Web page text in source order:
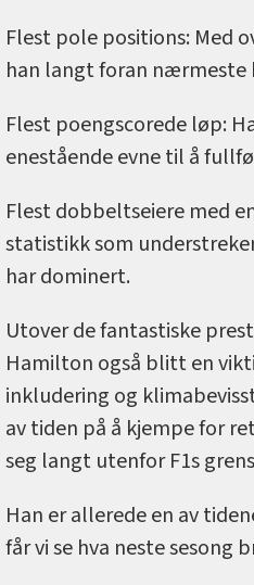
Flest pole positions: Med
han langt foran nærmeste
Flest poengscorede løp:
enestående evne til å
Flest dobbeltseiere med
statistikk som
har dominert.
Utover de fantastiske
Hamilton også blitt en
inkludering og
av tiden på å kjempe for
seg langt utenfor F1s
Han er allerede en av
får vi se hva neste sesong